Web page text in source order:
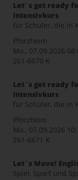
Let´s get ready
Intensivkurs
für Schüler, die in
Pforzheim
Mo., 07.09.2026
261-6670 K
Let´s get ready
Intensivkurs
für Schüler, die in
Pforzheim
Mo., 07.09.2026
261-6671 K
Let´s Move!
Spiel, Sport und